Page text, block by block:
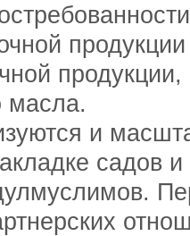
масла.
и
садов и